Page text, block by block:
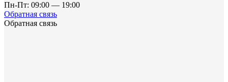
Пн-Пт: 09:00 — 19:00
Обратная связь
Обратная связь